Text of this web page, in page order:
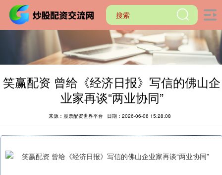
笑赢配资 曾给《经济日报》写信的佛山企
业家再谈“两业协同”
来源：股票配资世界平台 日期：2026-06-06 15:28:08